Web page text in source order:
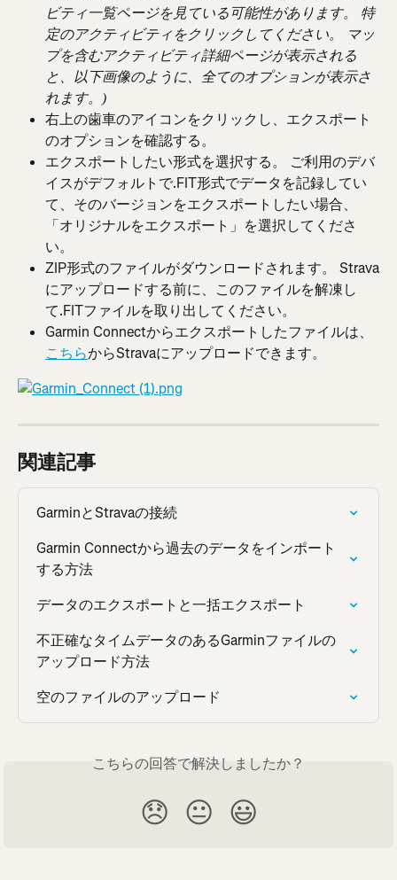
ビティ一覧ページを見ている可能性があります。 特
定のアクティビティをクリックしてください。 マッ
プを含むアクティビティ詳細ページが表示される
と、以下画像のように、全てのオプションが表示さ
れます。)
右上の歯車のアイコンをクリックし、エクスポート
のオプションを確認する。
エクスポートしたい形式を選択する。 ご利用のデバ
イスがデフォルトで.FIT形式でデータを記録してい
て、そのバージョンをエクスポートしたい場合、
「オリジナルをエクスポート」を選択してくださ
い。
ZIP形式のファイルがダウンロードされます。 Strava
にアップロードする前に、このファイルを解凍し
て.FITファイルを取り出してください。
Garmin Connectからエクスポートしたファイルは、
こちらからStravaにアップロードできます。
関連記事
GarminとStravaの接続
Garmin Connectから過去のデータをインポート
する方法
データのエクスポートと一括エクスポート
不正確なタイムデータのあるGarminファイルの
アップロード方法
空のファイルのアップロード
こちらの回答で解決しましたか？
😞 😐 😃